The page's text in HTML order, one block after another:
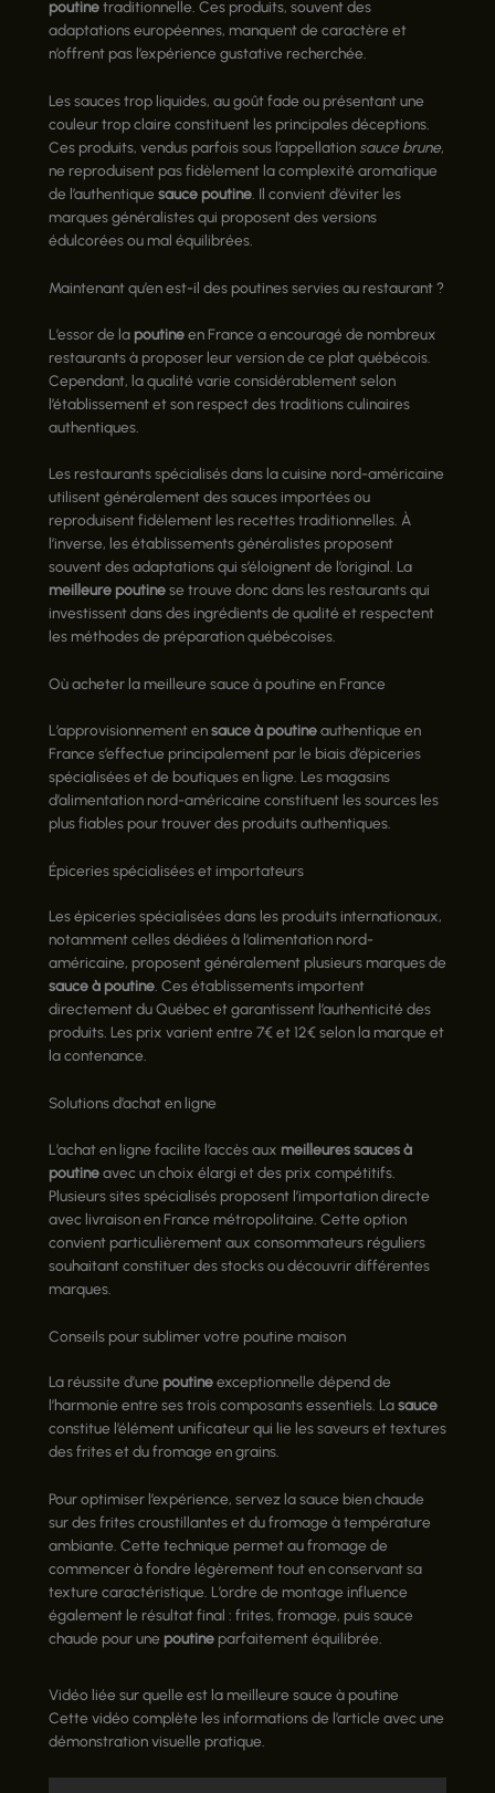
poutinetraditionnelle. Ces produits, souvent des
adaptations européennes, manquent de caractère et
n’offrent pas l’expérience gustative recherchée.
Les sauces trop liquides, au goût fade ou présentant une
couleur trop claire constituent les principales déceptions.
Ces produits, vendus parfois sous l’appellation sauce brune,
ne reproduisent pas fidèlement la complexité aromatique
de l’authentique sauce poutine . Il convient d’éviter les
marques généralistes qui proposent des versions
édulcorées ou mal équilibrées.
Maintenant qu’en est-il des poutines servies au restaurant ?
L’essor de la poutineen France a encouragé de nombreux
restaurants à proposer leur version de ce plat québécois.
Cependant, la qualité varie considérablement selon
l’établissement et son respect des traditions culinaires
authentiques.
Les restaurants spécialisés dans la cuisine nord-américaine
utilisent généralement des sauces importées ou
reproduisent fidèlement les recettes traditionnelles. À
l’inverse, les établissements généralistes proposent
souvent des adaptations qui s’éloignent de l’original. La
meilleure poutinese trouve donc dans les restaurants qui
investissent dans des ingrédients de qualité et respectent
les méthodes de préparation québécoises.
Où acheter la meilleure sauce à poutine en France
L’approvisionnement ensauce à poutineauthentique en
France s’effectue principalement par le biais d’épiceries
spécialisées et de boutiques en ligne. Les magasins
d’alimentation nord-américaine constituent les sources les
plus fiables pour trouver des produits authentiques.
Épiceries spécialisées et importateurs
Les épiceries spécialisées dans les produits internationaux,
notamment celles dédiées à l’alimentation nord-
américaine, proposent généralement plusieurs marques de
sauce à poutine. Ces établissements importent
directement du Québec et garantissent l’authenticité des
produits. Les prix varient entre 7€ et 12€ selon la marque et
la contenance.
Solutions d’achat en ligne
L’achat en ligne facilite l’accès aux meilleures sauces à
poutineavec un choix élargi et des prix compétitifs.
Plusieurs sites spécialisés proposent l’importation directe
avec livraison en France métropolitaine. Cette option
convient particulièrement aux consommateurs réguliers
souhaitant constituer des stocks ou découvrir différentes
marques.
Conseils pour sublimer votre poutine maison
La réussite d’une poutineexceptionnelle dépend de
l’harmonie entre ses trois composants essentiels. Lasauce
constitue l’élément unificateur qui lie les saveurs et textures
des frites et du fromage en grains.
Pour optimiser l’expérience, servez la sauce bien chaude
sur des frites croustillantes et du fromage à température
ambiante. Cette technique permet au fromage de
commencer à fondre légèrement tout en conservant sa
texture caractéristique. L’ordre de montage influence
également le résultat final : frites, fromage, puis sauce
chaude pour une poutine parfaitement équilibrée.
Vidéo liée sur quelle est la meilleure sauce à poutine
Cette vidéo complète les informations de l’article avec une
démonstration visuelle pratique.